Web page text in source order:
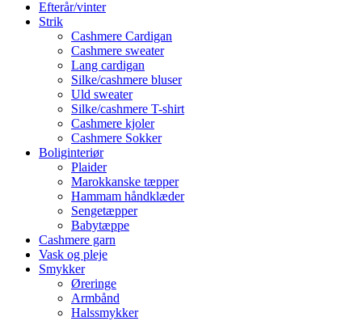
Efterår/vinter
Strik
Cashmere Cardigan
Cashmere sweater
Lang cardigan
Silke/cashmere bluser
Uld sweater
Silke/cashmere T-shirt
Cashmere kjoler
Cashmere Sokker
Boliginteriør
Plaider
Marokkanske tæpper
Hammam håndklæder
Sengetæpper
Babytæppe
Cashmere garn
Vask og pleje
Smykker
Øreringe
Armbånd
Halssmykker